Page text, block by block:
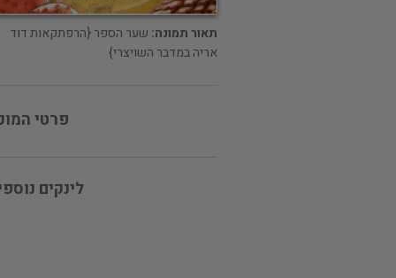
תאור תמונה: שער הספר {הרפתקאות דוד
אריה במדבר השויצרי}
פרטי
לינקים